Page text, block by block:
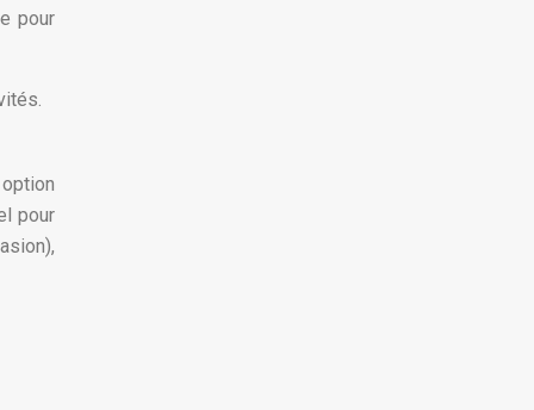
pour
pour